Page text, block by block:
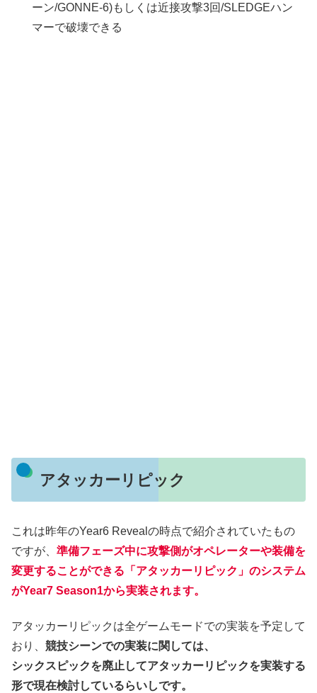
ーン/GONNE-6)もしくは近接攻撃3回/SLEDGEハン
マーで破壊できる
アタッカーリピック
これは昨年のYear6 Revealの時点で紹介されていたもの
ですが、 準備フェーズ中に攻撃側がオペレーターや装備を
変更することができる「アタッカーリピック」のシステム
がYear7 Season1から実装されます。
アタッカーリピックは全ゲームモードでの実装を予定して
おり、 競技シーンでの実装に関しては、
シックスピックを廃止してアタッカーリピックを実装する
形で現在検討しているらいしです。